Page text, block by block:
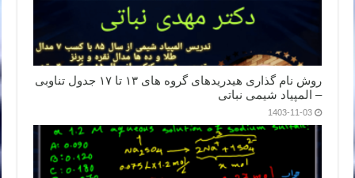
روش نام گذاری هیدریدهای گروه های ۱۳ تا ۱۷ جدول تناوبی
– المپیاد شیمی نباتی
1403-11-03